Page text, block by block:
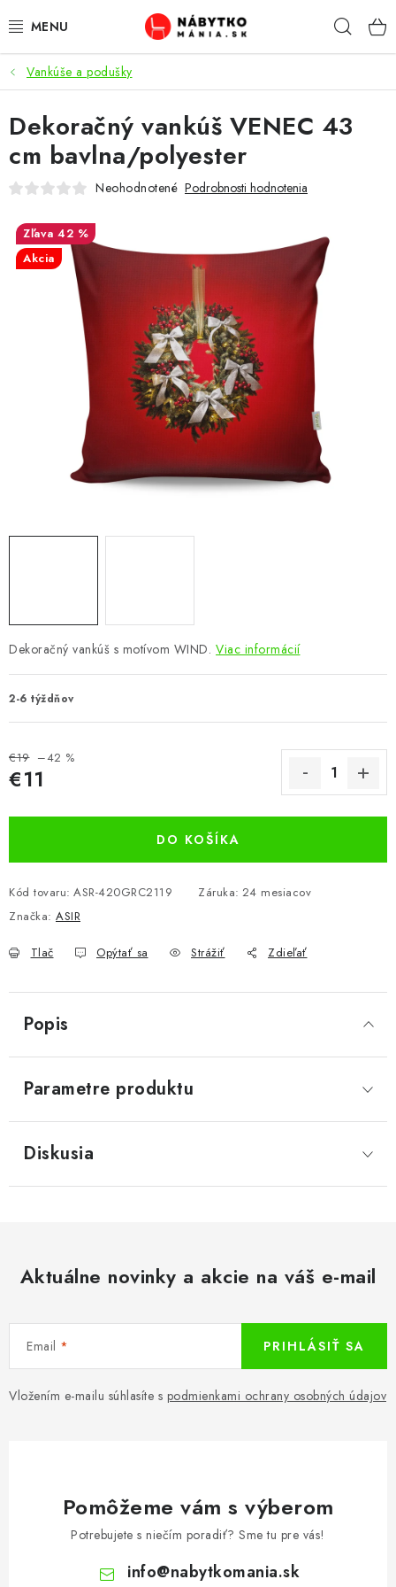
na
VÝPREDAJ
NOVINKY
OBÝVACIA IZBA
SPÁĽŇA
PREDSIENE
PRACOVŇA / KANCELÁRIA
DETSKÉ A ŠTUDENTSKÉ
DOPLNKY A DEKORÁCIE
ZÁHRADA
Reklamácie a odstúpenie od zmluvy
Vankúše a podušky
Dekoračný vankúš s motívom WIND. Viac informácií
2-6 týždňov
€19 –42 %
€11
DO KOŠÍKA
Kód tovaru: ASR-420GRC2119 Záruka: 24 mesiacov
Značka: ASIR
Tlač Opýtať sa Strážiť Zdieľať
Dekoračný vankúš VENEC 43
cm bavlna/polyester
Neohodnotené Podrobnosti hodnotenia
42 %
Akcia
Popis
Parametre produktu
Diskusia
Aktuálne novinky a akcie na váš e-mail
Email
Vložením e-mailu súhlasíte s podmienkami ochrany osobných údajov
PRIHLÁSIŤ SA
Pomôžeme vám s výberom
Potrebujete s niečím poradiť? Sme tu pre vás!
info@nabytkomania.sk